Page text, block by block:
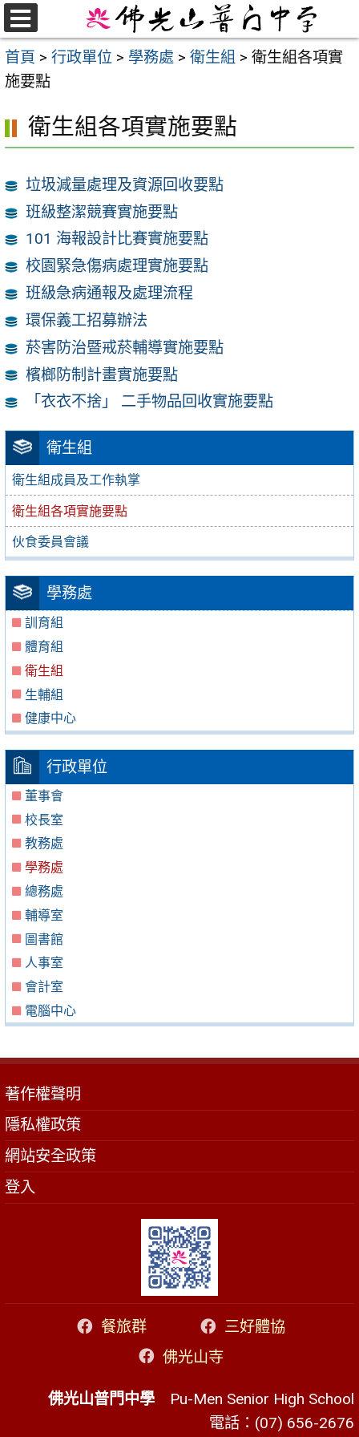
跳
至
主
要
首頁 > 行政單位 > 學務處 > 衛生組 > 衛生組各項實
施要點
衛生組
衛生組成員及工作執掌
衛生組各項實施要點
伙食委員會議
學務處
訓育組
體育組
衛生組
生輔組
健康中心
行政單位
董事會
校長室
教務處
學務處
總務處
輔導室
圖書館
人事室
會計室
電腦中心
衛生組各項實施要點
垃圾減量處理及資源回收要點
班級整潔競賽實施要點
101 海報設計比賽實施要點
校園緊急傷病處理實施要點
班級急病通報及處理流程
環保義工招募辦法
菸害防治暨戒菸輔導實施要點
檳榔防制計畫實施要點
「衣衣不捨」 二手物品回收實施要點
著作權聲明
隱私權政策
網站安全政策
登入
餐旅群
三好體協
佛光山寺
佛光山普門中學 Pu-Men Senior High School
電話：(07) 656-2676
選
單